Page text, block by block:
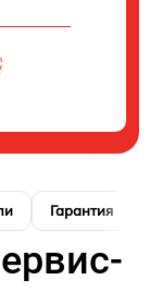
Гарантия